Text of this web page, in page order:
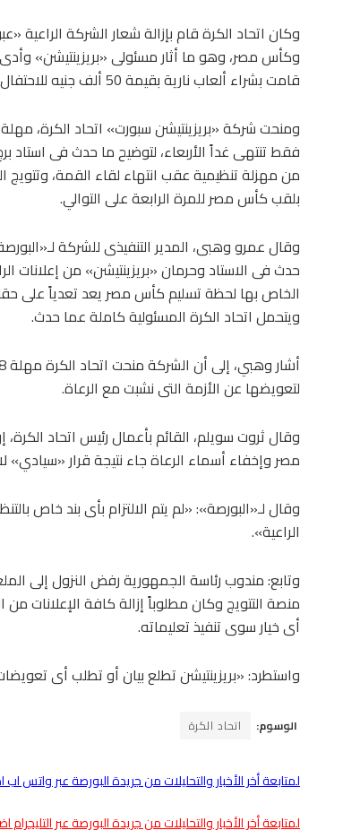
وكان اتحاد الكرة قام بإزالة شعار الشركة الراعية
وكأس مصر، وهو ما أثار مسئولى «بريزينتيشن»
قامت بشراء ألعاب نارية بقيمة 50 ألف جنيه للاحتفال بالفريق الفائز وقامت بسحبها وإلغاء المؤتمر الصحفي.
فقط تنتهى غداً الأربعاء، لتوضيح ما حدث فى استاد
من مهزلة تنظيمية عقب انتهاء لقاء القمة، وتتويج
بلقب كأس مصر للمرة الرابعة على التوالي.
وقال عمرو وهبى، المدير التنفيذى للشركة
حدث فى الاستاد وحرمان «بريزينتيشن» من إعلانات
الخاص بها لحظة تسليم كأس مصر يعد تعدياً على
ويتحمل اتحاد الكرة المسئولية كاملة عما حدث.
لتعويضها عن الأزمة التى نشبت مع الرعاة.
وقال ثروت سويلم، القائم بأعمال رئيس اتحاد
مصر وإخفاء أسماء الرعاة جاء نتيجة قرار «سيادي»
وقال لـ«البورصة»: «لم يتم الالتزام بأى بند خاص
الراعية».
وتابع: مندوب رئاسة الجمهورية رفض النزول إلى
منصة التتويج وكان مطلوباً إزالة كافة
أى خيار سوى تنفيذ تعليماته.
واستطرد: «بريزينتيشن تطلع بيان أو تطلب أى
الوسوم: اتحاد الكرة
لمتابعة أخر الأخبار والتحليلات من جريدة البورصة عبر واتس
لمتابعة أخر الأخبار والتحليلات من جريدة البورصة عبر